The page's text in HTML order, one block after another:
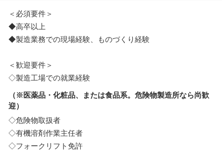
＜必須要件＞
◆高卒以上
◆製造業務での現場経験、ものづくり経験
＜歓迎要件＞
◇製造工場での就業経験
（※医薬品・化粧品、または食品系。危険物製造所なら尚歓
迎）
◇危険物取扱者
◇有機溶剤作業主任者
◇フォークリフト免許